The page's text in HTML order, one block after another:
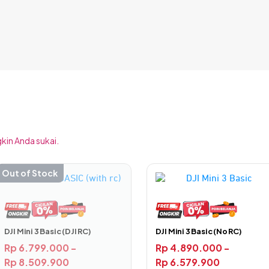
saat terjadinya insiden dapat tersimpan pada memori
Anda sukai.
Out of Stock
DJI Mini 3 Basic (DJI RC)
Rp 6.799.000 -
Rp 8.509.900
Produk
memiliki
beberapa
varian.
Pilihan
ini
DJI Mini 3 Basic (No RC)
Rp4.890.000-
Rp6.579.900
Produk
memiliki
beberapa
varian.
Pilihan
ini